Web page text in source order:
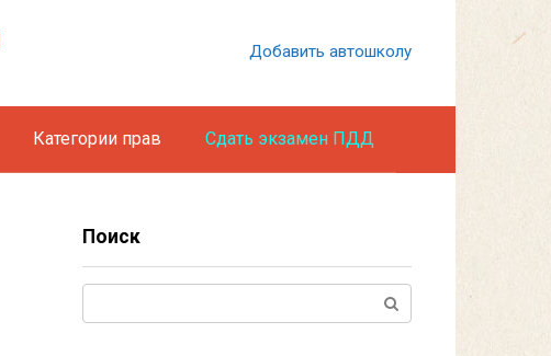
Добавить автошколу
Категории прав Сдать экзамен ПДД
Поиск